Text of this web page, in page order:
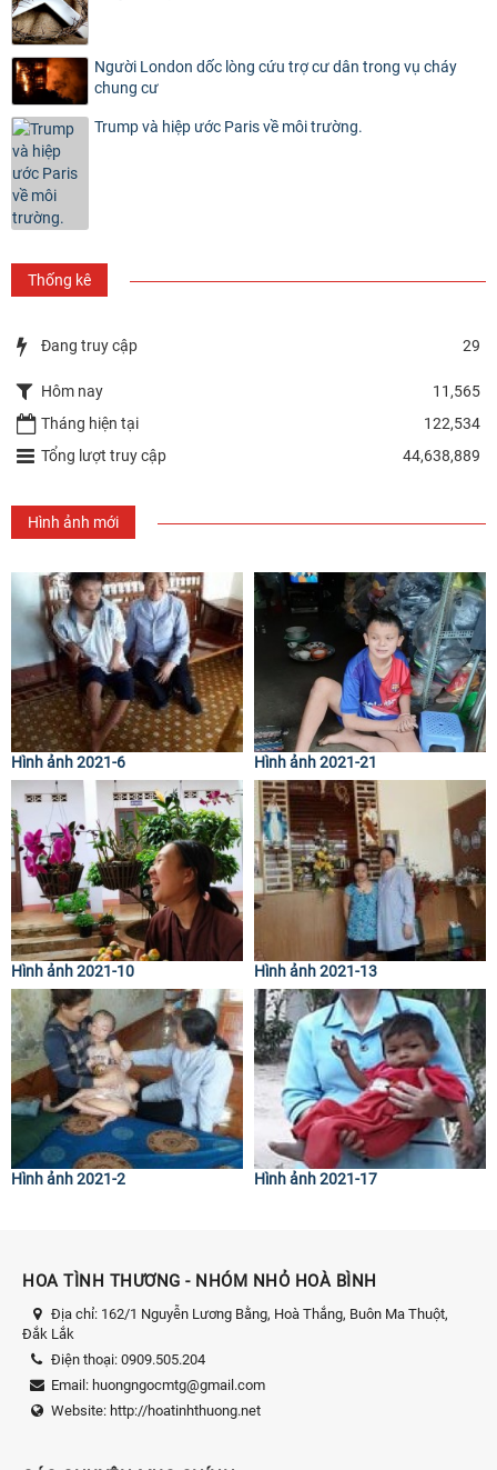
Người London dốc lòng cứu trợ cư dân trong vụ cháy
chung cư
Trump và hiệp ước Paris về môi trường.
Thống kê
Đang truy cập 29
Hôm nay
11,565
Tháng hiện tại
122,534
Tổng lượt truy cập
44,638,889
Hình ảnh mới
Hình ảnh 2021-6 Hình ảnh 2021-21
Hình ảnh 2021-10 Hình ảnh 2021-13
Hình ảnh 2021-2 Hình ảnh 2021-17
HOA TÌNH THƯƠNG - NHÓM NHỎ HOÀ BÌNH
Địa chỉ: 162/1 Nguyễn Lương Bằng, Hoà Thắng, Buôn Ma Thuột,
Đắk Lắk
Điện thoại: 0909.505.204
Email: huongngocmtg@gmail.com
Website: http://hoatinhthuong.net